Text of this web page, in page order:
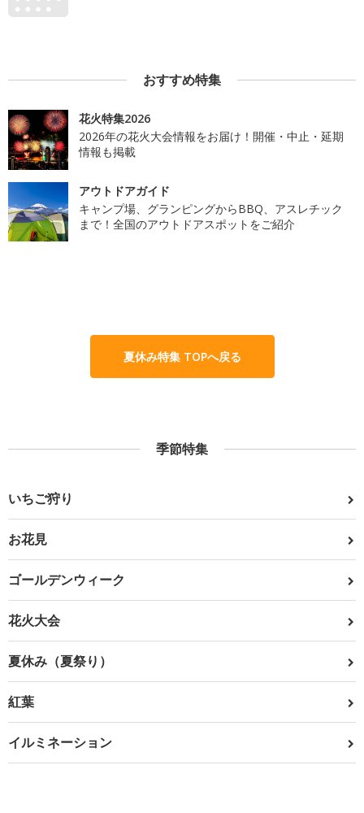
おすすめ特集
花火特集2026
2026年の花火大会情報をお届け！開催・中止・延期
情報も掲載
アウトドアガイド
キャンプ場、グランピングからBBQ、アスレチック
まで！全国のアウトドアスポットをご紹介
夏休み特集 TOPへ戻る
季節特集
いちご狩り
お花見
ゴールデンウィーク
花火大会
夏休み（夏祭り）
紅葉
イルミネーション